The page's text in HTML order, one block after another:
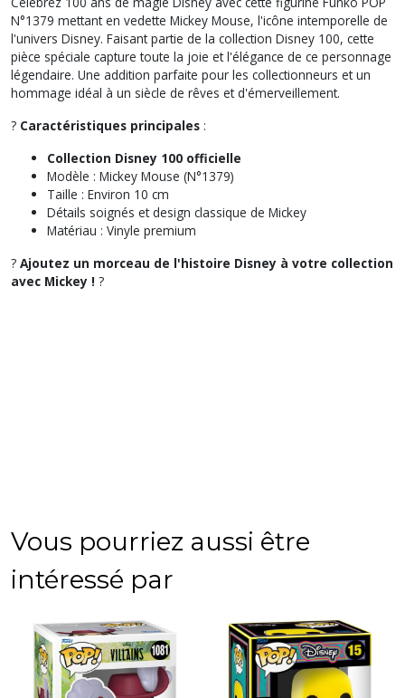
N°1379 mettant en vedette Mickey Mouse, l'icône intemporelle de
l'univers Disney. Faisant partie de la collection Disney 100, cette
pièce spéciale capture toute la joie et l'élégance de ce personnage
légendaire. Une addition parfaite pour les collectionneurs et un
hommage idéal à un siècle de rêves et d'émerveillement.
? Caractéristiques principales :
Collection Disney 100 officielle
Modèle : Mickey Mouse (N°1379)
Taille : Environ 10 cm
Détails soignés et design classique de Mickey
Matériau : Vinyle premium
? Ajoutez un morceau de l'histoire Disney à votre collection
avec Mickey ! ?
Vous pourriez aussi être
intéressé par